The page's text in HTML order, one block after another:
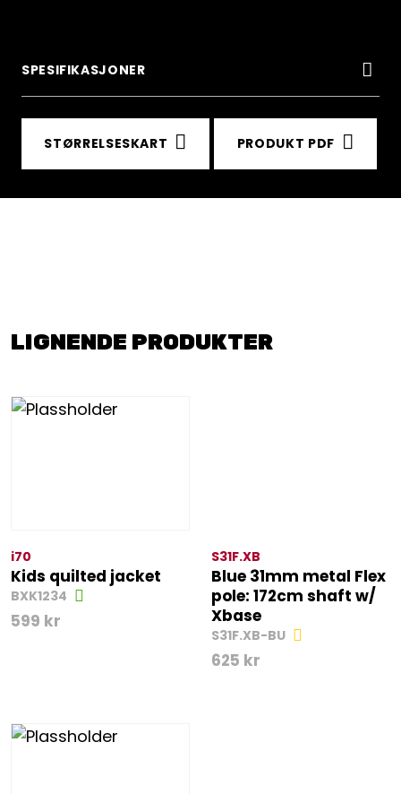
SPESIFIKASJONER
STØRRELSESKART PRODUKT PDF
LIGNENDE PRODUKTER
i70
Kids quilted jacket
BXK1234
599 kr
S31F.XB
Blue 31mm metal Flex
pole: 172cm shaft w/
Xbase
S31F.XB-BU
625 kr